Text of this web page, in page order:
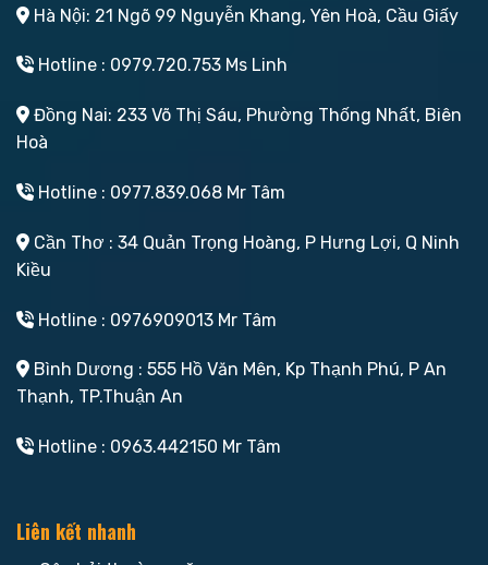
Hà Nội: 21 Ngõ 99 Nguyễn Khang, Yên Hoà, Cầu Giấy
Hotline : 0979.720.753 Ms Linh
Đồng Nai: 233 Võ Thị Sáu, Phường Thống Nhất, Biên
Hoà
Hotline : 0977.839.068 Mr Tâm
Cần Thơ : 34 Quản Trọng Hoàng, P Hưng Lợi, Q Ninh
Kiều
Hotline : 0976909013 Mr Tâm
Bình Dương : 555 Hồ Văn Mên, Kp Thạnh Phú, P An
Thạnh, TP.Thuận An
Hotline : 0963.442150 Mr Tâm
Liên kết nhanh